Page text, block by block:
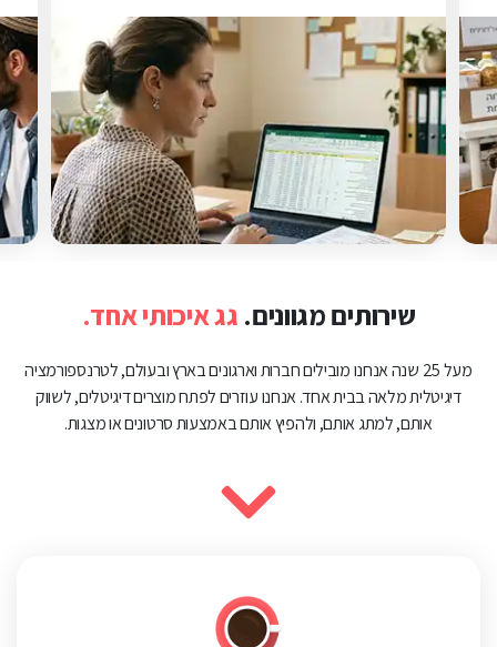
שירותים מגוונים. גג איכותי אחד.
מעל 25 שנה אנחנו מובילים חברות וארגונים בארץ ובעולם, לטרנספורמציה
דיגיטלית מלאה בבית אחד. אנחנו עוזרים לפתח מוצרים דיגיטלים, לשווק
אותם, למתג אותם, ולהפיץ אותם באמצעות סרטונים או מצגות.